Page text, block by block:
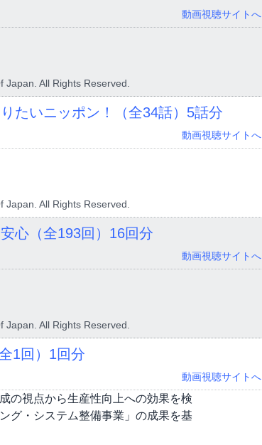
動画視聴サイトへ
All Rights Reserved.
いニッポン！（全34話） 5話分
動画視聴サイトへ
All Rights Reserved.
心（全193回） 16回分
動画視聴サイトへ
All Rights Reserved.
1回） 1回分
動画視聴サイトへ
の視点から生産性向上への効果を検
グ・システム整備事業」の成果を基